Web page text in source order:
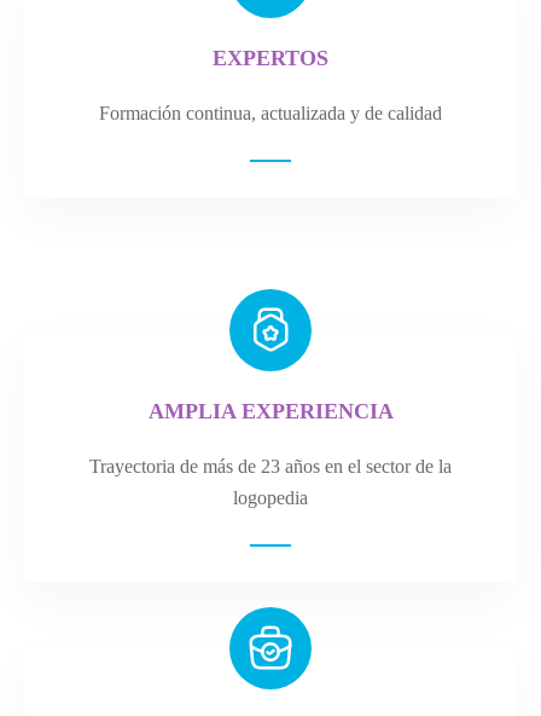
EXPERTOS
Formación continua, actualizada y de calidad
AMPLIA EXPERIENCIA
Trayectoria de más de 23 años en el sector de la
logopedia